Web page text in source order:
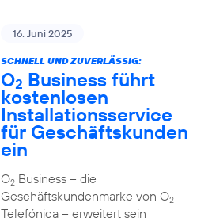
16. Juni 2025
SCHNELL UND ZUVERLÄSSIG:
O2 Business führt
kostenlosen
Installationsservice
für Geschäftskunden
ein
O2Business – die
Geschäftskundenmarke von O2
Telefónica – erweitert sein